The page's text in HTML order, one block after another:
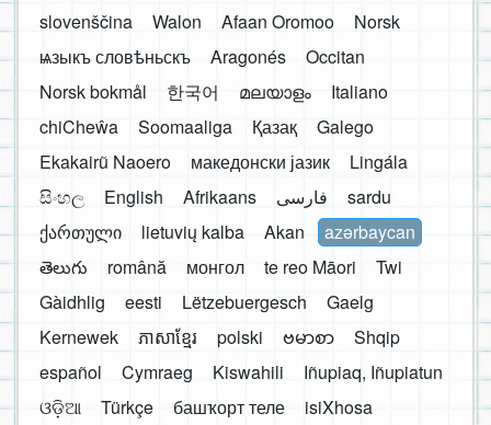
slovenščina
Walon Afaan Oromoo
Norsk
ѩзыкъ словѣньскъ
Aragonés
Occitan
Norsk bokmål
한국어 മലയാളം
Italiano
chiCheŵa
Soomaaliga Қазақ
Galego
Ekakairũ Naoero
македонски јазик
Lingála
සිංහල
English Afrikaans فارسی
sardu
ქართული
lietuvių kalba Akan
azərbaycan
తెలుగు
română монгол te reo Māori
Twi
Gàidhlig
eesti Lëtzebuergesch
Gaelg
Kernewek
ភាសាខ្មែរ polski ဗမာစာ
Shqip
español
Cymraeg Kiswahili
Iñupiaq, Iñupiatun
ଓଡ଼ିଆ
Türkçe башҡорт теле
isiXhosa